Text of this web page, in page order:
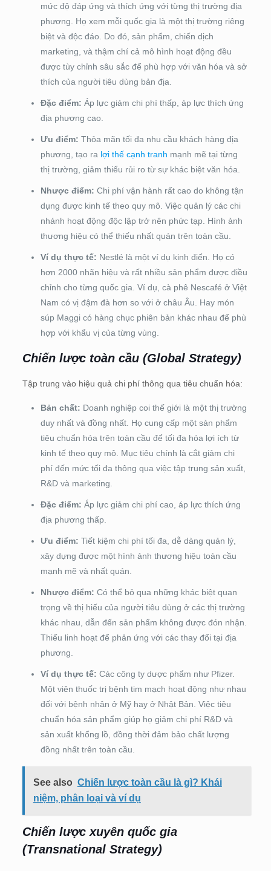
mức độ đáp ứng và thích ứng với từng thị trường địa
phương. Họ xem mỗi quốc gia là một thị trường riêng
biệt và độc đáo. Do đó, sản phẩm, chiến dịch
marketing, và thậm chí cả mô hình hoạt động đều
được tùy chỉnh sâu sắc để phù hợp với văn hóa và sở
thích của người tiêu dùng bản địa.
Đặc điểm: Áp lực giảm chi phí thấp, áp lực thích ứng
địa phương cao.
Ưu điểm: Thỏa mãn tối đa nhu cầu khách hàng địa
phương, tạo ra lợi thế cạnh tranh mạnh mẽ tại từng
thị trường, giảm thiểu rủi ro từ sự khác biệt văn hóa.
Nhược điểm: Chi phí vận hành rất cao do không tận
dụng được kinh tế theo quy mô. Việc quản lý các chi
nhánh hoạt động độc lập trở nên phức tạp. Hình ảnh
thương hiệu có thể thiếu nhất quán trên toàn cầu.
Ví dụ thực tế: Nestlé là một ví dụ kinh điển. Họ có
hơn 2000 nhãn hiệu và rất nhiều sản phẩm được điều
chỉnh cho từng quốc gia. Ví dụ, cà phê Nescafé ở Việt
Nam có vị đậm đà hơn so với ở châu Âu. Hay món
súp Maggi có hàng chục phiên bản khác nhau để phù
hợp với khẩu vị của từng vùng.
Chiến lược toàn cầu (Global Strategy)
Tập trung vào hiệu quả chi phí thông qua tiêu chuẩn hóa:
Bản chất: Doanh nghiệp coi thế giới là một thị trường
duy nhất và đồng nhất. Họ cung cấp một sản phẩm
tiêu chuẩn hóa trên toàn cầu để tối đa hóa lợi ích từ
kinh tế theo quy mô. Mục tiêu chính là cắt giảm chi
phí đến mức tối đa thông qua việc tập trung sản xuất,
R&D và marketing.
Đặc điểm: Áp lực giảm chi phí cao, áp lực thích ứng
địa phương thấp.
Ưu điểm: Tiết kiệm chi phí tối đa, dễ dàng quản lý,
xây dựng được một hình ảnh thương hiệu toàn cầu
mạnh mẽ và nhất quán.
Nhược điểm: Có thể bỏ qua những khác biệt quan
trọng về thị hiếu của người tiêu dùng ở các thị trường
khác nhau, dẫn đến sản phẩm không được đón nhận.
Thiếu linh hoạt để phản ứng với các thay đổi tại địa
phương.
Ví dụ thực tế: Các công ty dược phẩm như Pfizer.
Một viên thuốc trị bệnh tim mạch hoạt động như nhau
đối với bệnh nhân ở Mỹ hay ở Nhật Bản. Việc tiêu
chuẩn hóa sản phẩm giúp họ giảm chi phí R&D và
sản xuất khổng lồ, đồng thời đảm bảo chất lượng
đồng nhất trên toàn cầu.
See also Chiến lược toàn cầu là gì? Khái
niệm, phân loại và ví dụ
Chiến lược xuyên quốc gia
(Transnational Strategy)